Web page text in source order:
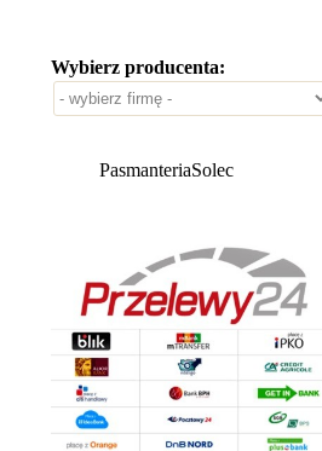
Wybierz producenta:
PasmanteriaSolec